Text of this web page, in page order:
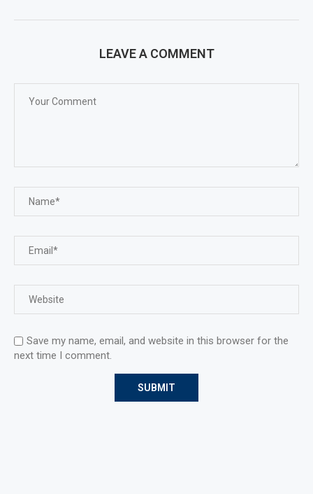
LEAVE A COMMENT
Save my name, email, and website in this browser for the
next time I comment.